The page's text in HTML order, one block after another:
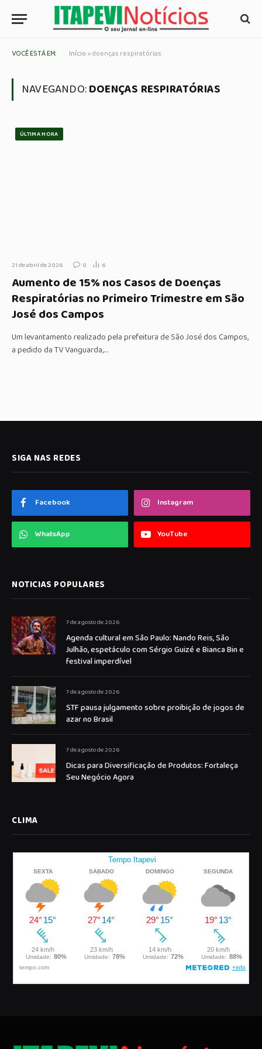
VOCÊ ESTÁ EM: Início »doenças respiratórias
NAVEGANDO:DOENÇAS RESPIRATÓRIAS
ÚLTIMA HORA
21 de abril de 2026 0 6
Aumento de 15% nos Casos de Doenças
Respiratórias no Primeiro Trimestre em São
José dos Campos
Um levantamento realizado pela prefeitura de São José dos Campos,
a pedido da TV Vanguarda,…
SIGA NAS REDES
Facebook Instagram
WhatsApp YouTube
NOTICIAS POPULARES
7 de agosto de 2026
Agenda cultural em São Paulo: Nando Reis, São
Julhão, espetáculo com Sérgio Guizé e Bianca Bin e
festival imperdível
7 de agosto de 2026
STF pausa julgamento sobre proibição de jogos de
azar no Brasil
7 de agosto de 2026
Dicas para Diversificação de Produtos: Fortaleça
Seu Negócio Agora
CLIMA